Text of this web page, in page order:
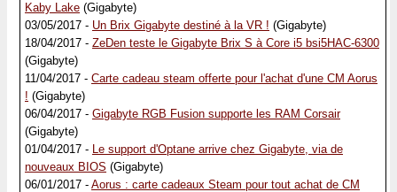
Kaby Lake (Gigabyte)
03/05/2017 - Un Brix Gigabyte destiné à la VR ! (Gigabyte)
18/04/2017 - ZeDen teste le Gigabyte Brix S à Core i5 bsi5HAC-6300
(Gigabyte)
11/04/2017 - Carte cadeau steam offerte pour l'achat d'une CM Aorus
! (Gigabyte)
06/04/2017 - Gigabyte RGB Fusion supporte les RAM Corsair
(Gigabyte)
01/04/2017 - Le support d'Optane arrive chez Gigabyte, via de
nouveaux BIOS (Gigabyte)
06/01/2017 - Aorus : carte cadeaux Steam pour tout achat de CM